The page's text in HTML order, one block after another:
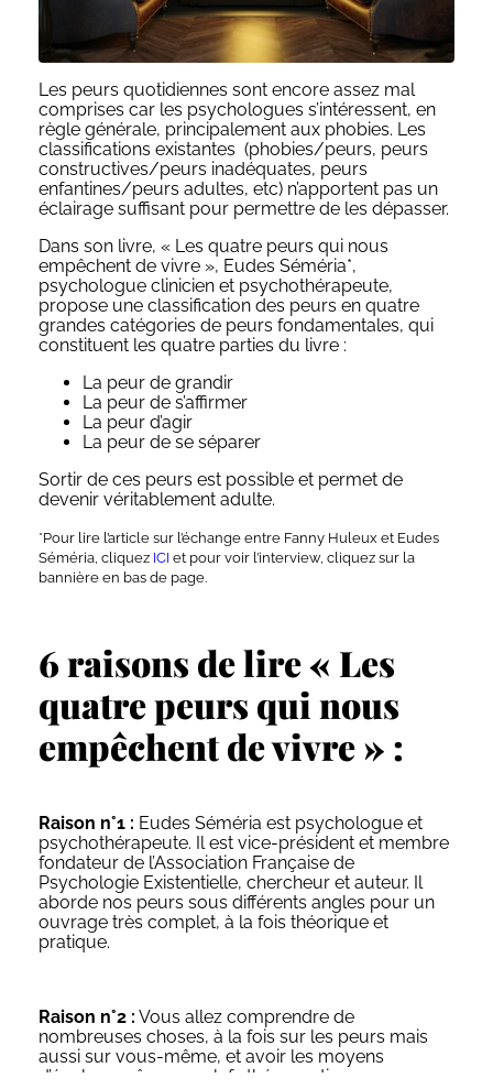
Les peurs quotidiennes sont encore assez mal
comprises car les psychologues s’intéressent, en
règle générale, principalement aux phobies. Les
classifications existantes (phobies/peurs, peurs
constructives/peurs inadéquates, peurs
enfantines/peurs adultes, etc) n’apportent pas un
éclairage suffisant pour permettre de les dépasser.
Dans son livre, « Les quatre peurs qui nous
empêchent de vivre », Eudes Séméria*,
psychologue clinicien et psychothérapeute,
propose une classification des peurs en quatre
grandes catégories de peurs fondamentales, qui
constituent les quatre parties du livre :
La peur de grandir
La peur de s’affirmer
La peur d’agir
La peur de se séparer
Sortir de ces peurs est possible et permet de
devenir véritablement adulte.
*Pour lire l’article sur l’échange entre Fanny Huleux et Eudes
Séméria, cliquez ICI et pour voir l’interview, cliquez sur la
bannière en bas de page.
6 raisons de lire « Les
quatre peurs qui nous
empêchent de vivre » :
Raison n°1 : Eudes Séméria est psychologue et
psychothérapeute. Il est vice-président et membre
fondateur de l’Association Française de
Psychologie Existentielle, chercheur et auteur. Il
aborde nos peurs sous différents angles pour un
ouvrage très complet, à la fois théorique et
pratique.
Raison n°2 : Vous allez comprendre de
nombreuses choses, à la fois sur les peurs mais
aussi sur vous-même, et avoir les moyens
d’évoluer grâce aux clefs thérapeutiques